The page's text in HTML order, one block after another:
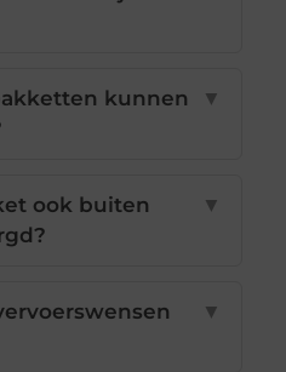
kunnen
▼
ook buiten
▼
▼